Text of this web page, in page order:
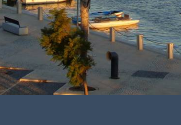
FOTOGALLERIJ
CONTACT
NEDERLANDS